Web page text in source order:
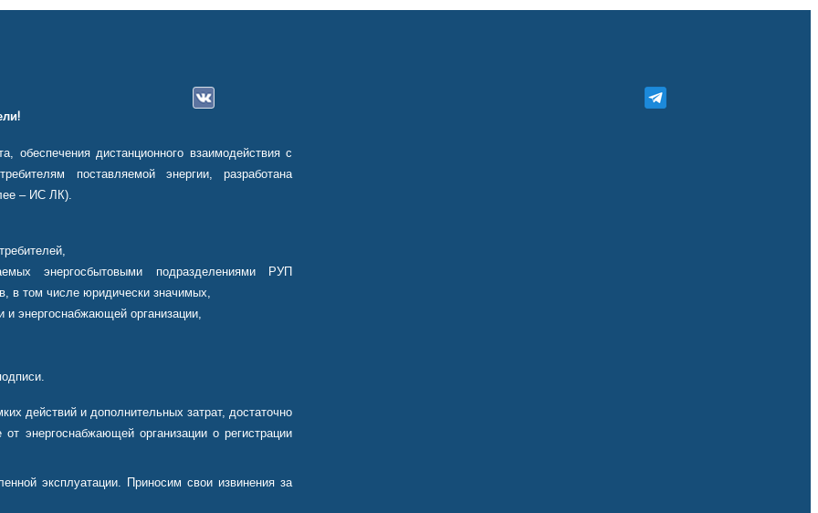
обеспечения дистанционного взаимодействия с
поставляемой энергии, разработана
– ИС ЛК).
энергосбытовыми подразделениями РУП
в том числе юридически значимых,
и энергоснабжающей организации,
действий и дополнительных затрат, достаточно
энергоснабжающей организации о регистрации
эксплуатации. Приносим свои извинения за